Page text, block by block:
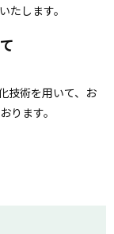
たします。
技術を用いて、お
ります。